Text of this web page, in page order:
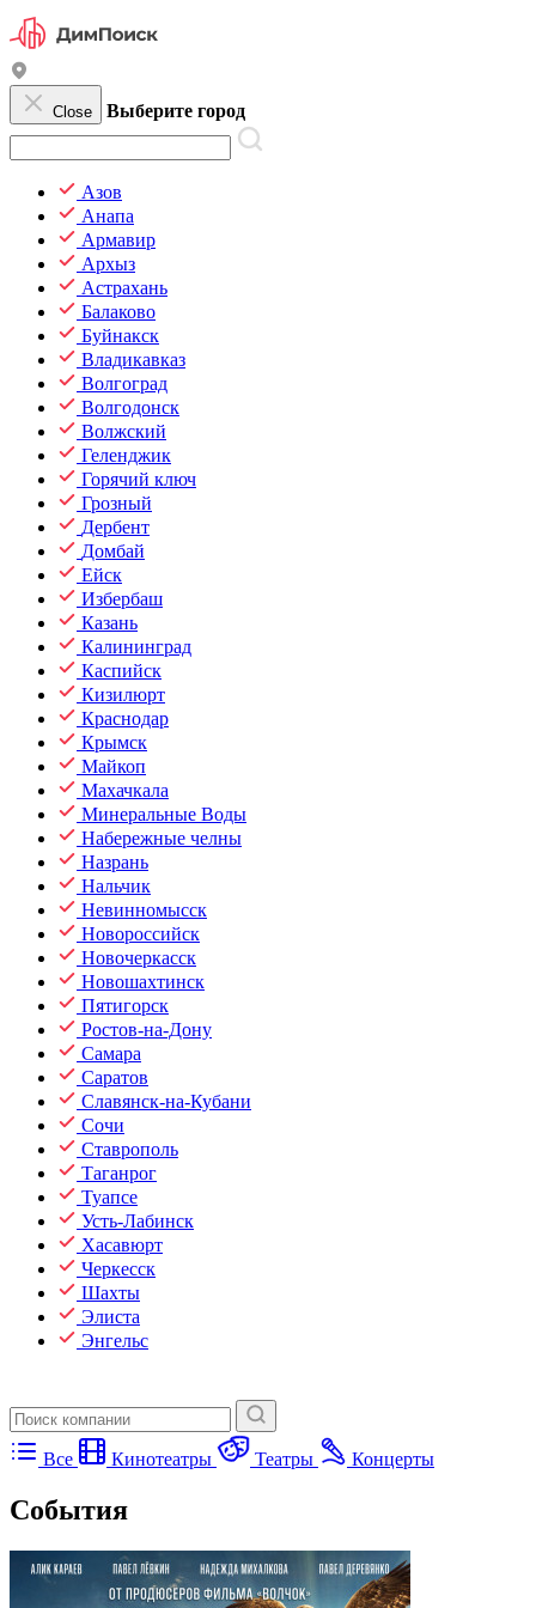
Close Выберите город
Азов
Анапа
Армавир
Архыз
Астрахань
Балаково
Буйнакск
Владикавказ
Волгоград
Волгодонск
Волжский
Геленджик
Горячий ключ
Грозный
Дербент
Домбай
Ейск
Избербаш
Казань
Калининград
Каспийск
Кизилюрт
Краснодар
Крымск
Майкоп
Махачкала
Минеральные Воды
Набережные челны
Назрань
Нальчик
Невинномысск
Новороссийск
Новочеркасск
Новошахтинск
Пятигорск
Ростов-на-Дону
Самара
Саратов
Славянск-на-Кубани
Сочи
Ставрополь
Таганрог
Туапсе
Усть-Лабинск
Хасавюрт
Черкесск
Шахты
Элиста
Энгельс
Все Кинотеатры Театры Концерты
События